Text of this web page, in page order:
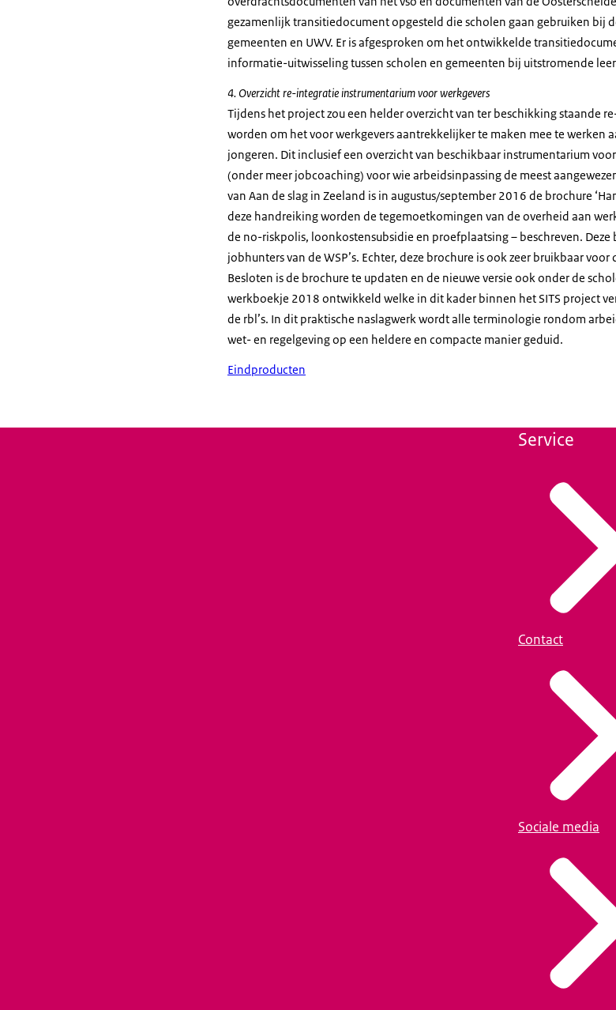
gezamenlijk transitiedocument opgesteld die scholen gaan gebruiken bij
gemeenten en UWV. Er is afgesproken om het ontwikkelde
informatie-uitwisseling tussen scholen en gemeenten bij uitstromende
4. Overzicht re-integratie instrumentarium voor werkgevers
Tijdens het project zou een helder overzicht van ter beschikking staande
worden om het voor werkgevers aantrekkelijker te maken mee te werken
jongeren. Dit inclusief een overzicht van beschikbaar instrumentarium
(onder meer jobcoaching) voor wie arbeidsinpassing de meest
van Aan de slag in Zeeland is in augustus/september 2016 de brochure
deze handreiking worden de tegemoetkomingen van de overheid aan
de no-riskpolis, loonkostensubsidie en proefplaatsing – beschreven.
jobhunters van de WSP’s. Echter, deze brochure is ook zeer bruikbaar
Besloten is de brochure te updaten en de nieuwe versie ook onder de
werkboekje 2018 ontwikkeld welke in dit kader binnen het SITS project
de rbl’s. In dit praktische naslagwerk wordt alle terminologie rondom
wet- en regelgeving op een heldere en compacte manier geduid.
Eindproducten
Service
Contact
Sociale media